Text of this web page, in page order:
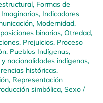
, Formas de
Imaginarios, Indicadores
, Modernidad,
binarias, Otredad,
, Prejuicios, Proceso
, Pueblos Indígenas,
y nacionalidades indígenas,
históricas,
, Representación
simbólica, Sexo /